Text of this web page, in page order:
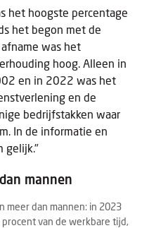
het hoogste percentage
het begon met de
was het
hoog. Alleen in
en in 2022 was het
en de
bedrijfstakken waar
In de informatie en
gelijk."
mannen
meer dan mannen: in 2023
van de werkbare tijd,